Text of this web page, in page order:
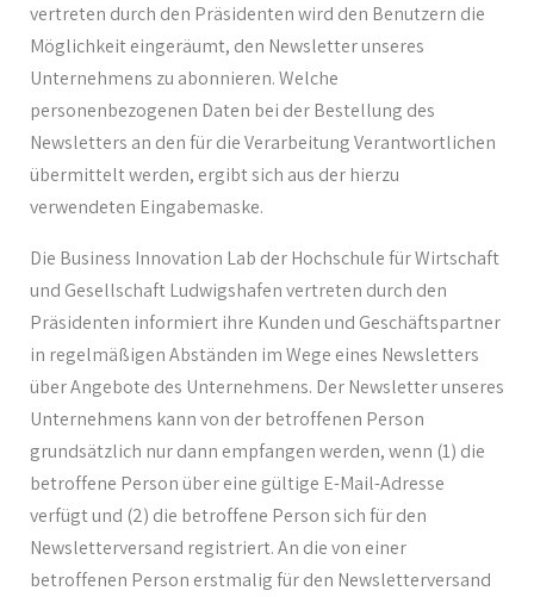
vertreten durch den Präsidenten wird den Benutzern die
Möglichkeit eingeräumt, den Newsletter unseres
Unternehmens zu abonnieren. Welche
personenbezogenen Daten bei der Bestellung des
Newsletters an den für die Verarbeitung Verantwortlichen
übermittelt werden, ergibt sich aus der hierzu
verwendeten Eingabemaske.
Die Business Innovation Lab der Hochschule für Wirtschaft
und Gesellschaft Ludwigshafen vertreten durch den
Präsidenten informiert ihre Kunden und Geschäftspartner
in regelmäßigen Abständen im Wege eines Newsletters
über Angebote des Unternehmens. Der Newsletter unseres
Unternehmens kann von der betroffenen Person
grundsätzlich nur dann empfangen werden, wenn (1) die
betroffene Person über eine gültige E-Mail-Adresse
verfügt und (2) die betroffene Person sich für den
Newsletterversand registriert. An die von einer
betroffenen Person erstmalig für den Newsletterversand